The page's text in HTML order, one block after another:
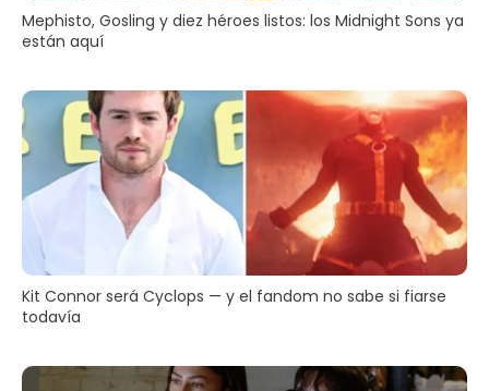
Mephisto, Gosling y diez héroes listos: los Midnight Sons ya
están aquí
Kit Connor será Cyclops — y el fandom no sabe si fiarse
todavía